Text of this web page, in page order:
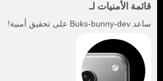
قائمة الأمنيات لـ
ساعد Buks-bunny-dev على تحقيق أمنية!